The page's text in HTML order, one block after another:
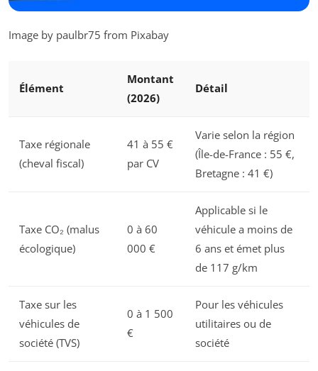
Image by paulbr75 from Pixabay
Élément
Montant
(2026)
Détail
Taxe régionale
(cheval fiscal)
41 à 55 €
par CV
Varie selon la région
(Île-de-France : 55 €,
Bretagne : 41 €)
Taxe CO₂ (malus
écologique)
0 à 60
000 €
Applicable si le
véhicule a moins de
6 ans et émet plus
de 117 g/km
Taxe sur les
véhicules de
société (TVS)
0 à 1 500
€
Pour les véhicules
utilitaires ou de
société